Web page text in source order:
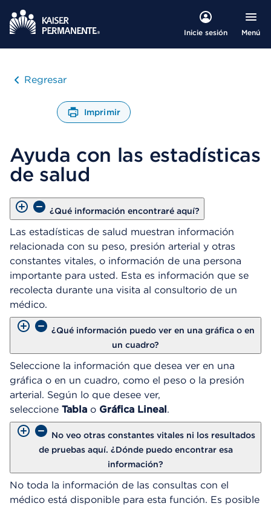
Inicie sesión Menú
Regresar
Imprimir
A
e
C
u
a
d
r
e
D
á
l
g
o
Ayuda con las estadísticas
de salud
¿Qué información encontraré aquí?
Las estadísticas de salud muestran información
relacionada con su peso, presión arterial y otras
constantes vitales, o información de una persona
importante para usted. Esta es información que se
recolecta durante una visita al consultorio de un
médico.
¿Qué información puedo ver en una gráfica o en
un cuadro?
Seleccione la información que desea ver en una
gráfica o en un cuadro, como el peso o la presión
arterial. Según lo que desee ver,
seleccione Tabla o Gráfica Lineal.
No veo otras constantes vitales ni los resultados
de pruebas aquí. ¿Dónde puedo encontrar esa
información?
No toda la información de las consultas con el
médico está disponible para esta función. Es posible